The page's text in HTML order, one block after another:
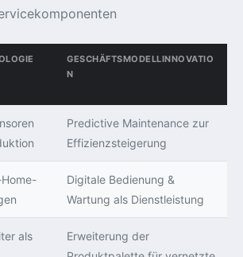
GESCHÄFTSMODELLINNOVATIO
N
Predictive Maintenance zur
Effizienzsteigerung
Digitale Bedienung &
Wartung als Dienstleistung
als
Erweiterung der